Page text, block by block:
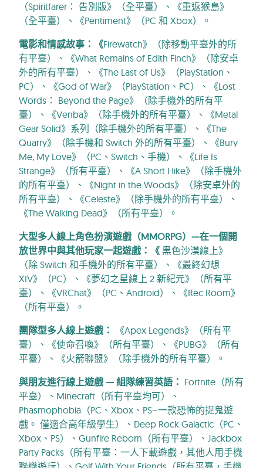
（Spiritfarer： 告別版》（全平臺）、《重返猴島》
（全平臺）、《Pentiment》（PC 和 Xbox）。
電影和情感故事：《Firewatch》（除移動平臺外的所
有平臺）、《What Remains of Edith Finch》（除安卓
外的所有平臺）、《The Last of Us》（PlayStation、
PC）、《God of War》（PlayStation、PC）、《Lost
Words： Beyond the Page》（除手機外的所有平
臺）、《Venba》（除手機外的所有平臺）、《Metal
Gear Solid》系列（除手機外的所有平臺）、《The
Quarry》（除手機和 Switch 外的所有平臺）、《Bury
Me, My Love》（PC、Switch、手機）、《Life Is
Strange》（所有平臺）、《A Short Hike》（除手機外
的所有平臺）、《Night in the Woods》（除安卓外的
所有平臺）、《Celeste》（除手機外的所有平臺）、
《The Walking Dead》（所有平臺）。
大型多人線上角色扮演遊戲（MMORPG）—在一個開
放世界中與其他玩家一起遊戲：《 黑色沙漠線上》
（除 Switch 和手機外的所有平臺）、《最終幻想
XIV》（PC）、《夢幻之星線上 2 新紀元》（所有平
臺）、《VRChat》（PC、Android）、《Rec Room》
（所有平臺）。
團隊型多人線上遊戲：
《Apex Legends》（所有平
臺）、《使命召喚》（所有平臺）、《PUBG》（所有
平臺）、《火箭聯盟》（除手機外的所有平臺）。
與朋友進行線上遊戲 — 組隊練習英語： Fortnite（所有
平臺）、Minecraft（所有平臺均可）、
Phasmophobia（PC、Xbox、PS–一款恐怖的捉鬼遊
戲。 僅適合高年級學生）、Deep Rock Galactic（PC、
Xbox、PS）、Gunfire Reborn（所有平臺）、Jackbox
Party Packs（所有平臺：一人下載遊戲，其他人用手機